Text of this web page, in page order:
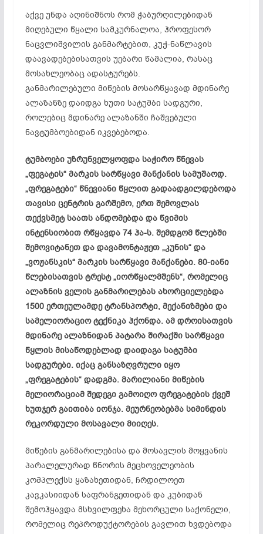
აქვე უნდა აღინიშნოს რომ ჭაბურღილებიდან
მიღებული წყალი სამკურნალოა, ჰროფესორ
ნაცვლიშვილის განმარტებით, კუჭ-ნაწლავის
დაავადებებისათვის უებარი წამალია, რასაც
მოსახლეობაც ადასტურებს.
განმარილებული მიწების მოსარწყავად მდინარე
ალაზანზე დაიდგა ხუთი სატუმბი სადგური,
როლებიც მდინარე ალაზანში ჩაშვებული
ნავტუმბოებიდან იკვებებოდა.
ტუმბოები უზრუნველყოფდა საჭირო წნევას
„ფეგატის“ მარკის სარწყავი მანქანის სამუშაოდ.
„ფრეგატები“ წნევიანი წყლით გადაადგილდებოდა
თავისი ცენტრის გარშემო, ერთ შემოვლას
თექვსმეტ საათს ანდომებდა და წვიმის
ინტენსიობით რწყავდა 74 ჰა-ს. შემდგომ წლებში
შემოვიტანეთ და დავამონტაჟეთ „კუნის“ და
„ვოჟანსკის“ მარკის სარწყავი მანქანები. 80-იანი
წლებისათვის ტრესტ „იორწყალმშენს“, რომელიც
ალაზნის ველის განმარილებას ახორციელებდა
1500 ერთეულამდე ტრანსპორტი, მექანიზმები და
სამელიორაციო ტექნიკა ჰქონდა. ამ დროისათვის
მდინარე ალაზნიდან პატარა შირაქში სარწყავი
წყლის მისაწოდებლად დაიდაგა სატუმბი
სადგურები. იქაც განსაზღვრული იყო
„ფრეგატების“ დადგმა. მარილიანი მიწების
მელიორაციამ შედეგი გამოიღო ფრეგატების ქვეშ
ხუთჯერ გაითიბა იონჯა. მეურნეობებმა სიმინდის
რეკორდული მოსავალი მიიღეს.
მიწების განმარილებისა და მოსავლის მოყვანის
პარალელურად წნორის მეცხოველეობის
კომპლექსს ყაზახეთიდან, ჩრდილოეთ
კავკასიიდან საფრანგეთიდან და კუბიდან
შემოჰყავდა მსხვილფეხა მეხორცული საქონელი,
რომელიც რეპროდუქტორების გავლით ხვდებოდა